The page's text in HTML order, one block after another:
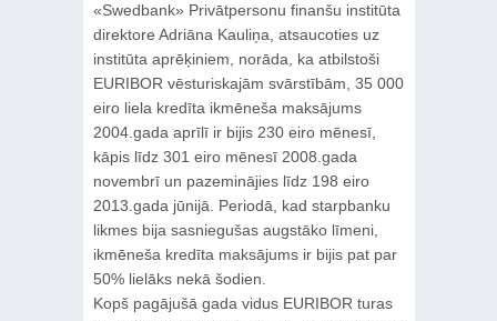
«Swedbank» Privātpersonu finanšu institūta
direktore Adriāna Kauliņa, atsaucoties uz
institūta aprēķiniem, norāda, ka atbilstoši
EURIBOR vēsturiskajām svārstībām, 35 000
eiro liela kredīta ikmēneša maksājums
2004.gada aprīlī ir bijis 230 eiro mēnesī,
kāpis līdz 301 eiro mēnesī 2008.gada
novembrī un pazeminājies līdz 198 eiro
2013.gada jūnijā. Periodā, kad starpbanku
likmes bija sasniegušas augstāko līmeni,
ikmēneša kredīta maksājums ir bijis pat par
50% lielāks nekā šodien.
Kopš pagājušā gada vidus EURIBOR turas